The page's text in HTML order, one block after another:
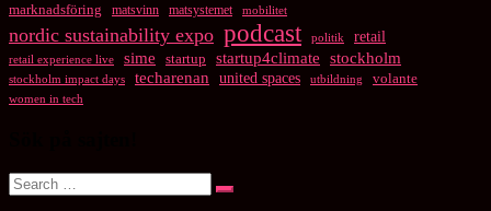
marknadsföring matsvinn matsystemet mobilitet
nordic sustainability expo podcast politik retail
retail experience live sime startup startup4climate stockholm
stockholm impact days techarenan united spaces utbildning volante
women in tech
Search
for:
Search